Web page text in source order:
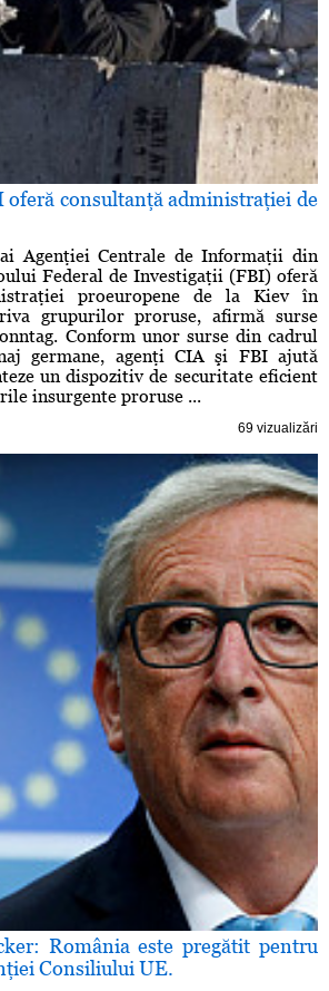
oferă consultanţă administraţiei de
Agenţiei Centrale de Informaţii din
Federal de Investigaţii (FBI) oferă
proeuropene de la Kiev în
grupurilor proruse, afirmă surse
Conform unor surse din cadrul
germane, agenţi CIA şi FBI ajută
un dispozitiv de securitate eficient
insurgente proruse ...
69 vizualizări
România este pregătit pentru
Consiliului UE.